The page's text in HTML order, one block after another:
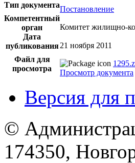
Тип документаПостановление
Компетентный
орган
Комитет жилищно-
Дата
публикования 21 ноября 2011
Файл для
просмотра
Просмотр документа
Версия для
©
174350,